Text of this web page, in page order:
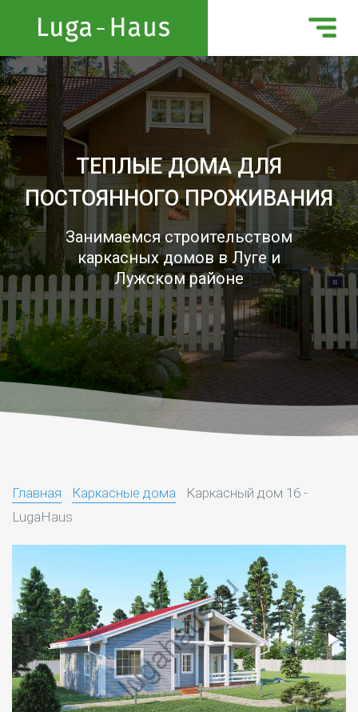
ТЕПЛЫЕ ДОМА ДЛЯ
ПОСТОЯННОГО ПРОЖИВАНИЯ
Занимаемся строительством
каркасных домов в Луге и
Лужском районе
Главная Каркасные дома
Каркасный дом 16 -
LugaHaus